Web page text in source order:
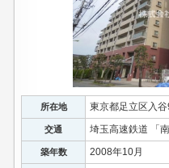
所在地 東京都足立区入
交通 埼玉高速鉄道 「
築年数 2008年10月